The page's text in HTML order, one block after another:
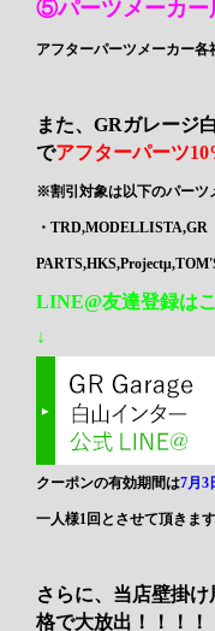
⑤パーツメーカー
アフターパーツメーカー各
また、GRガレージ
でアフターパーツ
※割引対象は以下のパーツ
・TRD,MODELLISTA,GR
LINE@友達登録は
↓
クーポンの有効期間は7月3
一人様1回とさせて頂きます
さらに、当店壁掛
格で大放出！！！！